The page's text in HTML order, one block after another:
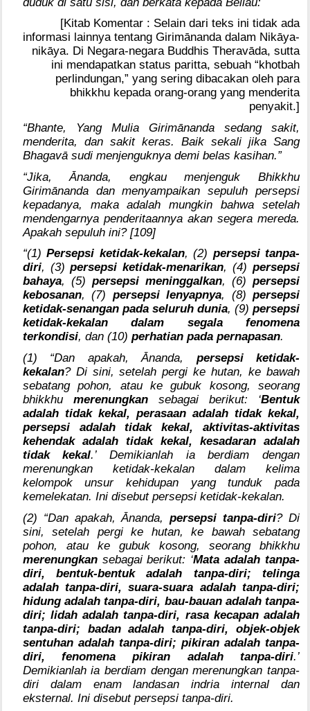
[Kitab Komentar : Selain dari teks ini tidak ada
informasi lainnya tentang Girimānanda dalam Nikāya-
nikāya. Di Negara-negara Buddhis Theravāda, sutta
ini mendapatkan status paritta, sebuah “khotbah
perlindungan,” yang sering dibacakan oleh para
bhikkhu kepada orang-orang yang menderita
penyakit.]
“Bhante, Yang Mulia Girimānanda sedang sakit,
menderita, dan sakit keras. Baik sekali jika Sang
Bhagavā sudi menjenguknya demi belas kasihan.”
“Jika, Ānanda, engkau menjenguk Bhikkhu
Girimānanda dan menyampaikan sepuluh persepsi
kepadanya, maka adalah mungkin bahwa setelah
mendengarnya penderitaannya akan segera mereda.
Apakah sepuluh ini? [109]
“(1)Persepsi ketidak-kekalan, (2) persepsi tanpa-
diri, (3)persepsi ketidak-menarikan, (4)persepsi
bahaya, (5) persepsi meninggalkan, (6)persepsi
kebosanan, (7) persepsi lenyapnya, (8)persepsi
ketidak-senangan pada seluruh dunia, (9)persepsi
ketidak-kekalan dalam segala fenomena
terkondisi, dan (10) perhatian pada pernapasan.
(1) “Dan apakah, Ānanda, persepsi ketidak-
kekalan? Di sini, setelah pergi ke hutan, ke bawah
sebatang pohon, atau ke gubuk kosong, seorang
bhikkhu merenungkansebagai berikut: ‘Bentuk
adalah tidak kekal, perasaan adalah tidak kekal,
persepsi adalah tidak kekal, aktivitas-aktivitas
kehendak adalah tidak kekal, kesadaran adalah
tidak kekal.’ Demikianlah ia berdiam dengan
merenungkan ketidak-kekalan dalam kelima
kelompok unsur kehidupan yang tunduk pada
kemelekatan. Ini disebut persepsi ketidak-kekalan.
(2) “Dan apakah, Ānanda,persepsi tanpa-diri? Di
sini, setelah pergi ke hutan, ke bawah sebatang
pohon, atau ke gubuk kosong, seorang bhikkhu
merenungkansebagai berikut: ‘Mata adalah tanpa-
diri, bentuk-bentuk adalah tanpa-diri; telinga
adalah tanpa-diri, suara-suara adalah tanpa-diri;
hidung adalah tanpa-diri, bau-bauan adalah tanpa-
diri; lidah adalah tanpa-diri, rasa kecapan adalah
tanpa-diri; badan adalah tanpa-diri, objek-objek
sentuhan adalah tanpa-diri; pikiran adalah tanpa-
diri, fenomena pikiran adalah tanpa-diri.’
Demikianlah ia berdiam dengan merenungkan tanpa-
diri dalam enam landasan indria internal dan
eksternal. Ini disebut persepsi tanpa-diri.